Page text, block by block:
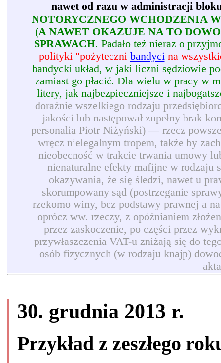
nawet od razu w administracji
NOTORYCZNEGO WCHODZENIA
(A NAWET OKAZUJE NA TO
SPRAWACH. Padało też nieraz o
polityki "pożyteczni bandycina
bandycki układ, w jaki liczni sędziowie
zamiast go płacić. Dla wielu w pracy w
litery, jak najbezpieczniejsze i
doraźnie wszelkiego rodzaju
jakości lub następował zupełny brak
personalia Piotr Niżyński) — rzecz
wręcz nielegalnym tropem, także by
nieobecność w trakcie trwania umowy
nienaturalne efekty mafijne w rodzaju
okazywania, że się śledzi, nawet u
skorumpowany sąd (postrzeganie
rzekomo winy, bez podstawy prawnej a
oprócz ww. rzeczy, z opóźnianiem
przez zaskoczenie, po części przez
przywłaszczenia VAT-u zniżają się do
osób fizycznych (w rodzaju knajp)
30. grudnia 2013 r.
Przykład z zeszłego